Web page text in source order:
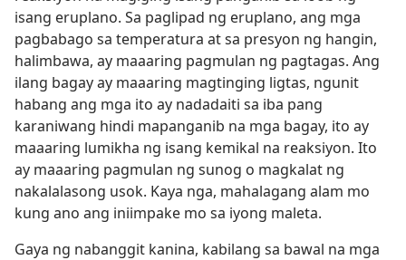
isang eruplano. Sa paglipad ng eruplano, ang mga
pagbabago sa temperatura at sa presyon ng hangin,
halimbawa, ay maaaring pagmulan ng pagtagas. Ang
ilang bagay ay maaaring magtinging ligtas, ngunit
habang ang mga ito ay nadadaiti sa iba pang
karaniwang hindi mapanganib na mga bagay, ito ay
maaaring lumikha ng isang kemikal na reaksiyon. Ito
ay maaaring pagmulan ng sunog o magkalat ng
nakalalasong usok. Kaya nga, mahalagang alam mo
kung ano ang iniimpake mo sa iyong maleta.
Gaya ng nabanggit kanina, kabilang sa bawal na mga